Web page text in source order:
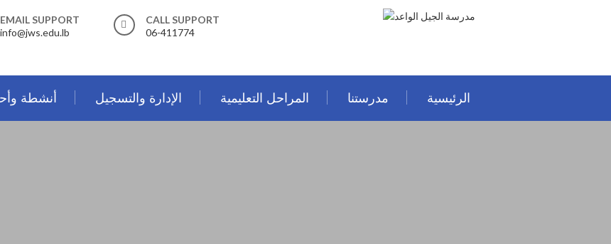
EMAIL SUPPORT
info@jws.edu.lb
CALL SUPPORT
06-411774
أنشطة الإدارة والتسجيل المراحل التعليمية مدرستنا الرئيسية